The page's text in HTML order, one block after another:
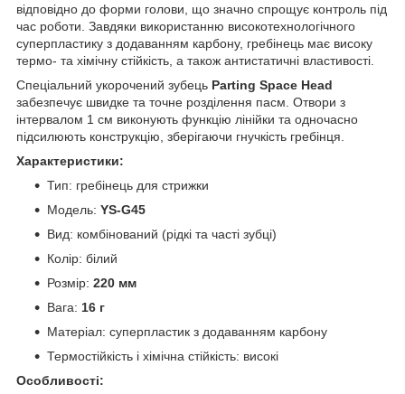
відповідно до форми голови, що значно спрощує контроль під
час роботи. Завдяки використанню високотехнологічного
суперпластику з додаванням карбону, гребінець має високу
термо- та хімічну стійкість, а також антистатичні властивості.
Спеціальний укорочений зубець Parting Space Head
забезпечує швидке та точне розділення пасм. Отвори з
інтервалом 1 см виконують функцію лінійки та одночасно
підсилюють конструкцію, зберігаючи гнучкість гребінця.
Характеристики:
Тип: гребінець для стрижки
Модель: YS-G45
Вид: комбінований (рідкі та часті зубці)
Колір: білий
Розмір: 220 мм
Вага: 16 г
Матеріал: суперпластик з додаванням карбону
Термостійкість і хімічна стійкість: високі
Особливості: